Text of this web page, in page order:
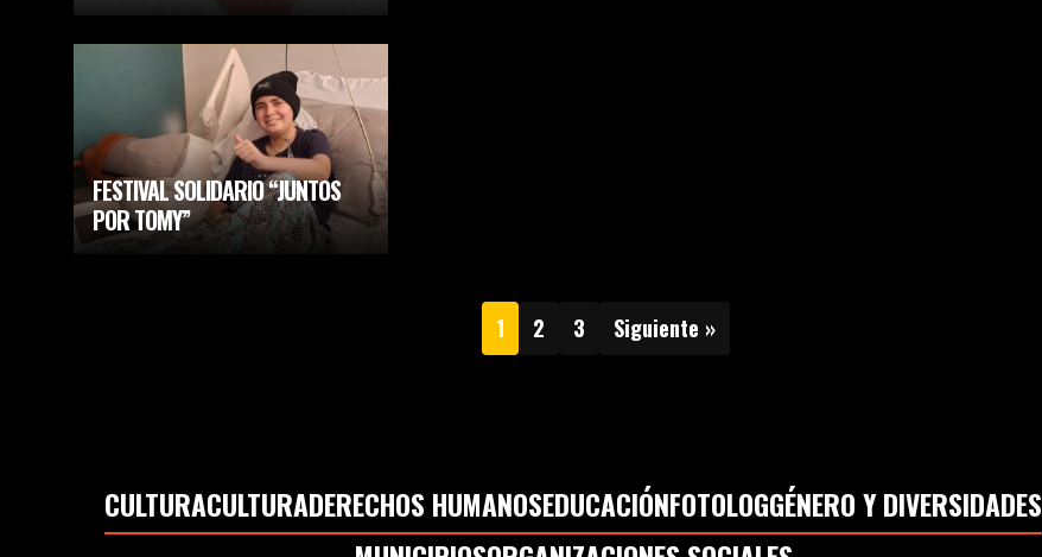
FESTIVAL SOLIDARIO “JUNTOS
POR TOMY”
1 2 3 Siguiente »
CULTURACULTURADERECHOS HUMANOSEDUCACIÓNFOTOLOGGÉNERO Y DIVERSIDADES